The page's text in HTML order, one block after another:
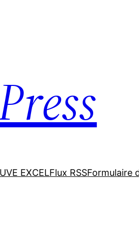
EXCELFlux RSSFormulaire